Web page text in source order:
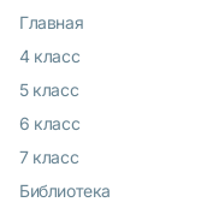
Главная
4 класс
5 класс
6 класс
7 класс
Библиотека